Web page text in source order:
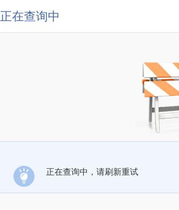
正在查询中
正在查询中，请刷新重试